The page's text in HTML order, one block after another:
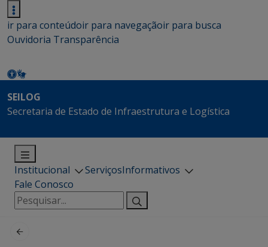
ir para conteúdoir para navegaçãoir para busca
Ouvidoria Transparência
SEILOG
Secretaria de Estado de Infraestrutura e Logística
Institucional ServiçosInformativos
Fale Conosco
Pesquisar
por: